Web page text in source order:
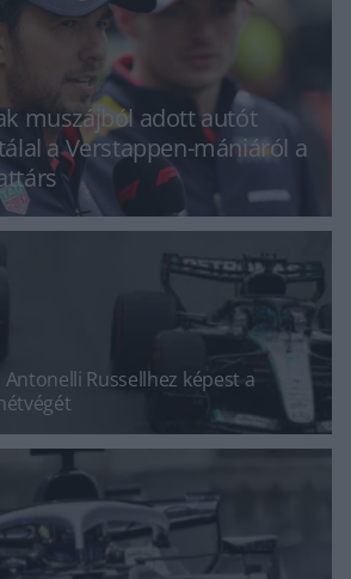
muszájból adott autót
a Verstappen-mániáról a
Russellhez képest a